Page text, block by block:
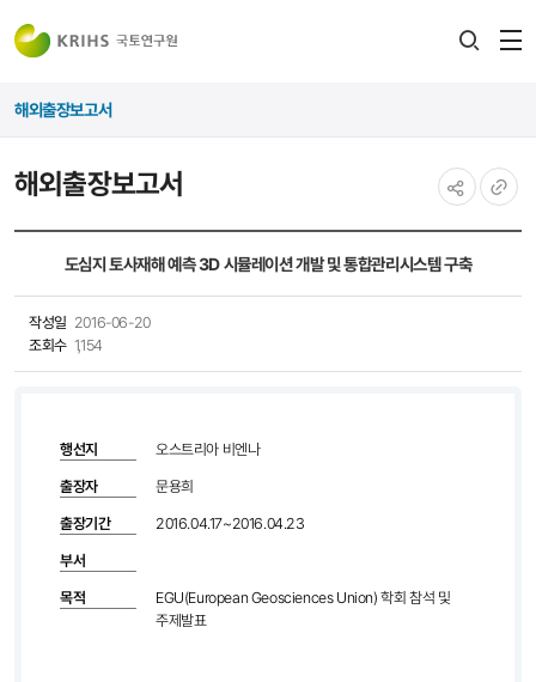
해외출장보고서
해외출장보고서
도심지 토사재해 예측 3D 시뮬레이션 개발 및 통합관리시스템 구축
작성일 2016-06-20
조회수 1,154
행선지 오스트리아 비엔나
출장자 문용희
출장기간 2016.04.17~2016.04.23
부서
목적
EGU(European Geosciences Union) 학회 참석 및
주제발표